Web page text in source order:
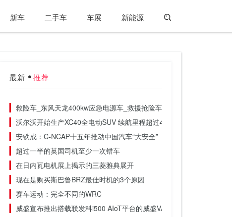
新车 二手车 车展 新能源
最新 推荐
救险车_东风天龙400kw应急电源车_救援抢险车_移动电源车
沃尔沃开始生产XC40全电动SUV 续航里程超过400公里
安铁成：C-NCAP十五年推动中国汽车“大安全”
超过一半的英国司机至少一次错车
在日内瓦电机展上揭示的三菱雅典展开
现在是购买斯巴鲁BRZ最佳时机的3个原因
赛车运动：完全不同的WRC
威盛宣布推出搭载联发科i500 AIoT平台的威盛VAB-950主板